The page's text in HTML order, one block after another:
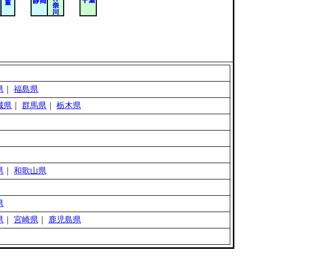
福島県
県 群馬県
栃木県
和歌山県
宮崎県
鹿児島県